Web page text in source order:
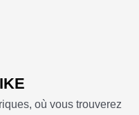
où vous trouverez